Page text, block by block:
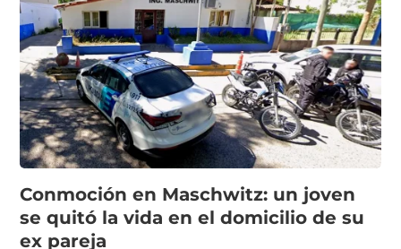
Conmoción en Maschwitz: un joven
se quitó la vida en el domicilio de su
ex pareja